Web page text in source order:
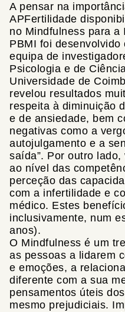
A pensar na
APFertilidade
no Mindfulness para a
PBMI foi
equipa de
Psicologia e de
Universidade de
revelou resultados
respeita à diminuição
e de ansiedade, bem
negativas como a
autojulgamento e a
saída”. Por outro
ao nível das
perceção das
com a infertilidade e
médico. Estes
inclusivamente, num
anos).
O Mindfulness é um
as pessoas a lidarem
e emoções, a
diferente com a sua
pensamentos úteis
mesmo prejudiciais.